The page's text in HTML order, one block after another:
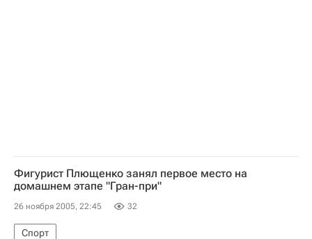
Фигурист Плющенко занял первое место на
домашнем этапе "Гран-при"
26 ноября 2005, 22:45 32
Спорт